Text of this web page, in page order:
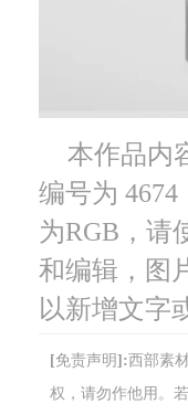
本作品内
编号为
为RGB，请
和编辑，图
以新增文字
[免责声明]:西部素
权，请勿作他用。